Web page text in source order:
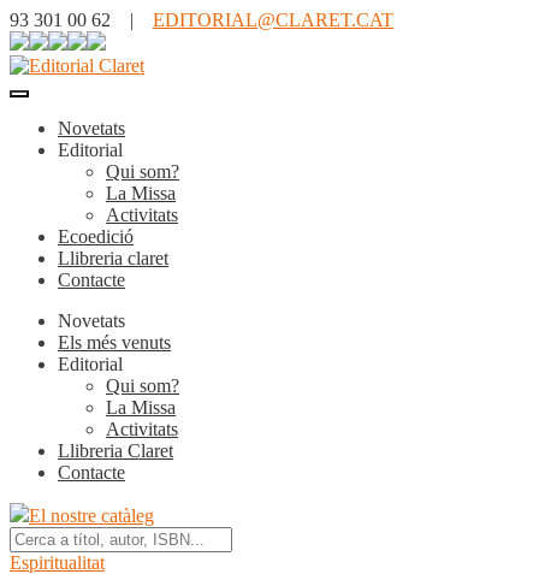
93 301 00 62 | EDITORIAL@CLARET.CAT
Novetats
Editorial
Qui som?
La Missa
Activitats
Ecoedició
Llibreria claret
Contacte
Novetats
Els més venuts
Editorial
Qui som?
La Missa
Activitats
Llibreria Claret
Contacte
El nostre catàleg
Espiritualitat